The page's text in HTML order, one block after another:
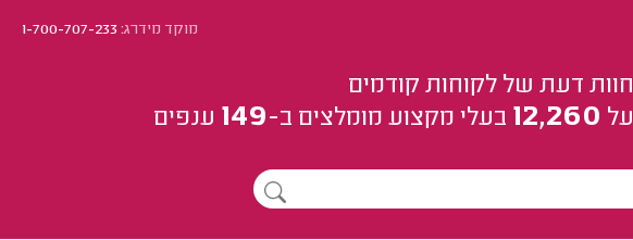
מוקד מידרג:1-700-707-233
חוות דעת של לקוחות קודמים
על 12,260 בעלי מקצוע מומלצים ב-149 ענפים